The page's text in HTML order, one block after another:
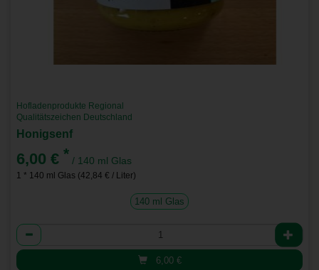
Hofladenprodukte Regional
Qualitätszeichen Deutschland
Honigsenf
6,00 € * / 140 ml Glas
1 * 140 ml Glas (42,84 € / Liter)
140 ml Glas
Anzahl
6,00 €